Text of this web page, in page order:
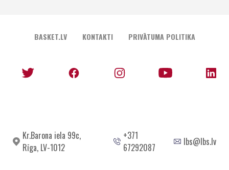
BASKET.LV KONTAKTI PRIVĀTUMA POLITIKA
Kr.Barona iela 99c,
Rīga, LV-1012
+371
67292087
lbs@lbs.lv